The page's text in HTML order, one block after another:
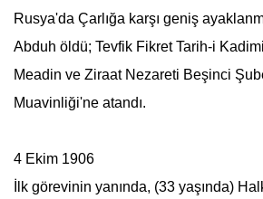
Rusya'da Çarlığa karşı geniş
Abduh öldü; Tevfik Fikret Tarih-i
Meadin ve Ziraat Nezareti Beşinci
Muavinliği'ne atandı.
4 Ekim 1906
İlk görevinin yanında, (33 yaşında)